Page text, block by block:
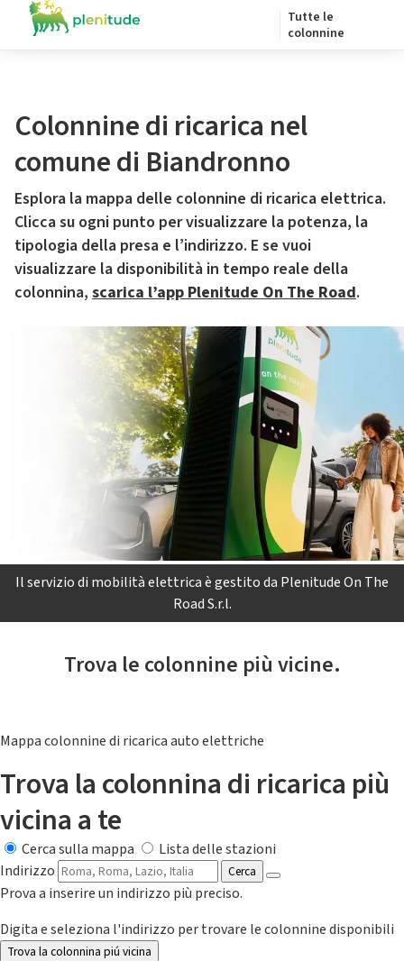
Tutte le
colonnine
Colonnine di ricarica nel
comune di Biandronno
Esplora la mappa delle colonnine di ricarica elettrica.
Clicca su ogni punto per visualizzare la potenza, la
tipologia della presa e l’indirizzo. E se vuoi
visualizzare la disponibilità in tempo reale della
colonnina, scarica l’app Plenitude On The Road.
Il servizio di mobilità elettrica è gestito da Plenitude On The
Road S.r.l.
Trova le colonnine più vicine.
Mappa colonnine di ricarica auto elettriche
Trova la colonnina di ricarica più
vicina a te
Cerca sulla mappa
Lista delle stazioni
Indirizzo
Cerca
Prova a inserire un indirizzo più preciso.
Digita e seleziona l'indirizzo per trovare le colonnine disponibili
Trova la colonnina piú vicina